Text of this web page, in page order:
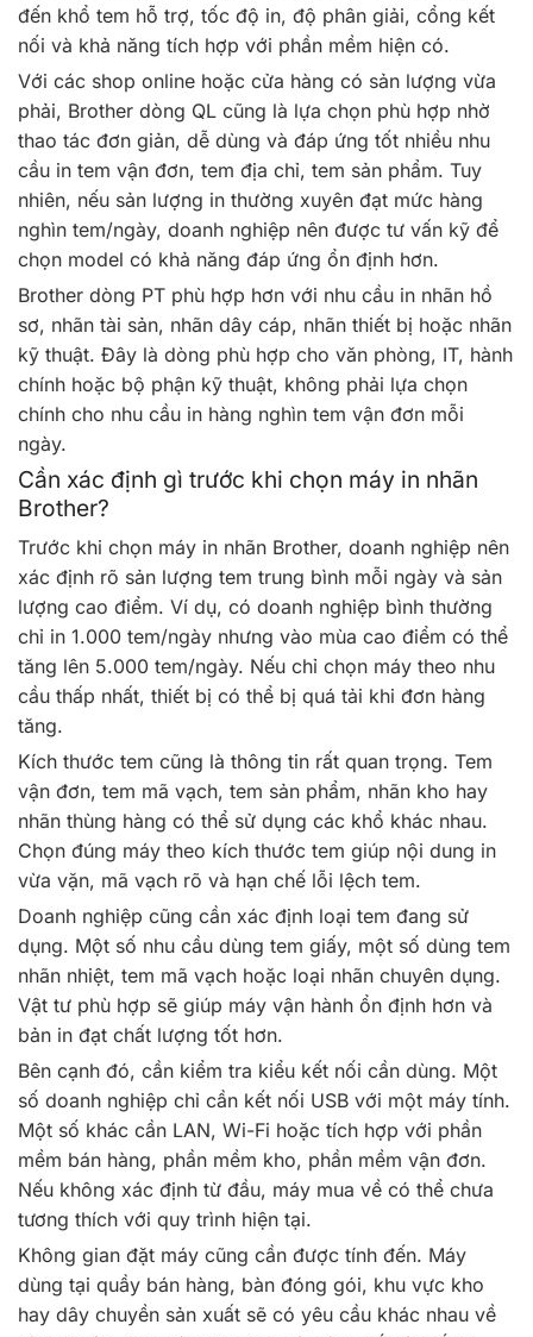
đến khổ tem hỗ trợ, tốc độ in, độ phân giải, cổng kết
nối và khả năng tích hợp với phần mềm hiện có.
Với các shop online hoặc cửa hàng có sản lượng vừa
phải, Brother dòng QL cũng là lựa chọn phù hợp nhờ
thao tác đơn giản, dễ dùng và đáp ứng tốt nhiều nhu
cầu in tem vận đơn, tem địa chỉ, tem sản phẩm. Tuy
nhiên, nếu sản lượng in thường xuyên đạt mức hàng
nghìn tem/ngày, doanh nghiệp nên được tư vấn kỹ để
chọn model có khả năng đáp ứng ổn định hơn.
Brother dòng PT phù hợp hơn với nhu cầu in nhãn hồ
sơ, nhãn tài sản, nhãn dây cáp, nhãn thiết bị hoặc nhãn
kỹ thuật. Đây là dòng phù hợp cho văn phòng, IT, hành
chính hoặc bộ phận kỹ thuật, không phải lựa chọn
chính cho nhu cầu in hàng nghìn tem vận đơn mỗi
ngày.
Cần xác định gì trước khi chọn máy in nhãn
Brother?
Trước khi chọn máy in nhãn Brother, doanh nghiệp nên
xác định rõ sản lượng tem trung bình mỗi ngày và sản
lượng cao điểm. Ví dụ, có doanh nghiệp bình thường
chỉ in 1.000 tem/ngày nhưng vào mùa cao điểm có thể
tăng lên 5.000 tem/ngày. Nếu chỉ chọn máy theo nhu
cầu thấp nhất, thiết bị có thể bị quá tải khi đơn hàng
tăng.
Kích thước tem cũng là thông tin rất quan trọng. Tem
vận đơn, tem mã vạch, tem sản phẩm, nhãn kho hay
nhãn thùng hàng có thể sử dụng các khổ khác nhau.
Chọn đúng máy theo kích thước tem giúp nội dung in
vừa vặn, mã vạch rõ và hạn chế lỗi lệch tem.
Doanh nghiệp cũng cần xác định loại tem đang sử
dụng. Một số nhu cầu dùng tem giấy, một số dùng tem
nhãn nhiệt, tem mã vạch hoặc loại nhãn chuyên dụng.
Vật tư phù hợp sẽ giúp máy vận hành ổn định hơn và
bản in đạt chất lượng tốt hơn.
Bên cạnh đó, cần kiểm tra kiểu kết nối cần dùng. Một
số doanh nghiệp chỉ cần kết nối USB với một máy tính.
Một số khác cần LAN, Wi-Fi hoặc tích hợp với phần
mềm bán hàng, phần mềm kho, phần mềm vận đơn.
Nếu không xác định từ đầu, máy mua về có thể chưa
tương thích với quy trình hiện tại.
Không gian đặt máy cũng cần được tính đến. Máy
dùng tại quầy bán hàng, bàn đóng gói, khu vực kho
hay dây chuyền sản xuất sẽ có yêu cầu khác nhau về